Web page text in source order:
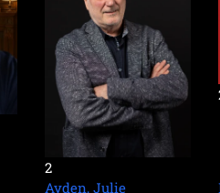
2
Ayden, Julie